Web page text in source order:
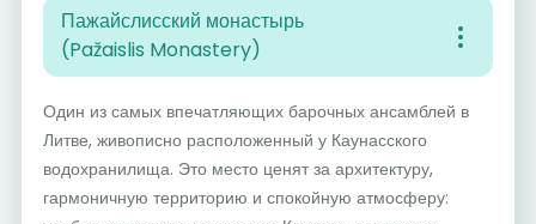
Пажайслисский монастырь
(Pažaislis Monastery)
Один из самых впечатляющих барочных ансамблей в
Литве, живописно расположенный у Каунасского
водохранилища. Это место ценят за архитектуру,
гармоничную территорию и спокойную атмосферу: